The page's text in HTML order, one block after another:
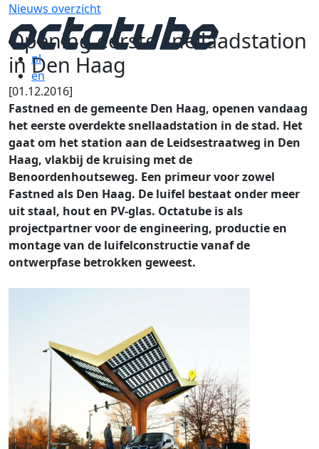
nl
en
Nieuws overzicht
Opening eerste snellaadstation
in Den Haag
[01.12.2016]
Fastned en de gemeente Den Haag, openen vandaag
het eerste overdekte snellaadstation in de stad. Het
gaat om het station aan de Leidsestraatweg in Den
Haag, vlakbij de kruising met de
Benoordenhoutseweg. Een primeur voor zowel
Fastned als Den Haag. De luifel bestaat onder meer
uit staal, hout en PV-glas. Octatube is als
projectpartner voor de engineering, productie en
montage van de luifelconstructie vanaf de
ontwerpfase betrokken geweest.